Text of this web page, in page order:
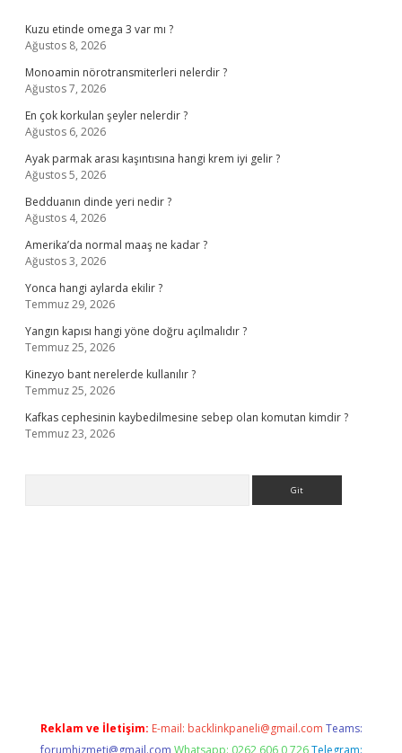
Kuzu etinde omega 3 var mı ?
Ağustos 8, 2026
Monoamin nörotransmiterleri nelerdir ?
Ağustos 7, 2026
En çok korkulan şeyler nelerdir ?
Ağustos 6, 2026
Ayak parmak arası kaşıntısına hangi krem iyi gelir ?
Ağustos 5, 2026
Bedduanın dinde yeri nedir ?
Ağustos 4, 2026
Amerika’da normal maaş ne kadar ?
Ağustos 3, 2026
Yonca hangi aylarda ekilir ?
Temmuz 29, 2026
Yangın kapısı hangi yöne doğru açılmalıdır ?
Temmuz 25, 2026
Kinezyo bant nerelerde kullanılır ?
Temmuz 25, 2026
Kafkas cephesinin kaybedilmesine sebep olan komutan kimdir ?
Temmuz 23, 2026
Reklam ve İletişim: E-mail: backlinkpaneli@gmail.com Teams:
forumhizmeti@gmail.com Whatsapp: 0262 606 0 726 Telegram: